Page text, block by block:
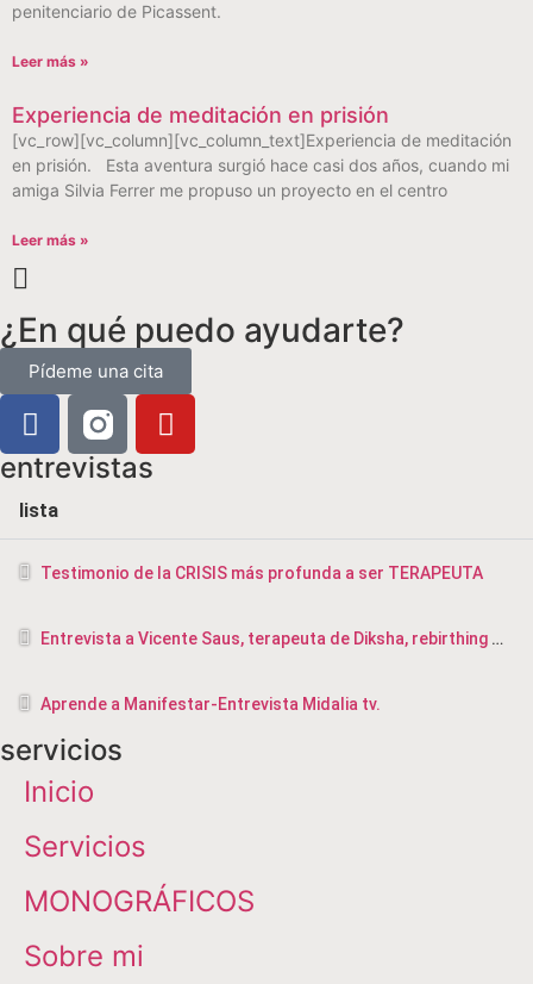
penitenciario de Picassent.
Leer más »
Experiencia de meditación en prisión
[vc_row][vc_column][vc_column_text]Experiencia de meditación
en prisión. Esta aventura surgió hace casi dos años, cuando mi
amiga Silvia Ferrer me propuso un proyecto en el centro
Leer más »
¿En qué puedo ayudarte?
Pídeme una cita
entrevistas
lista
Testimonio de la CRISIS más profunda a ser TERAPEUTA
Entrevista a Vicente Saus, terapeuta de Diksha, rebirthing y masajista en Valencia
Aprende a Manifestar-Entrevista Midalia tv.
servicios
Inicio
Servicios
MONOGRÁFICOS
Sobre mi